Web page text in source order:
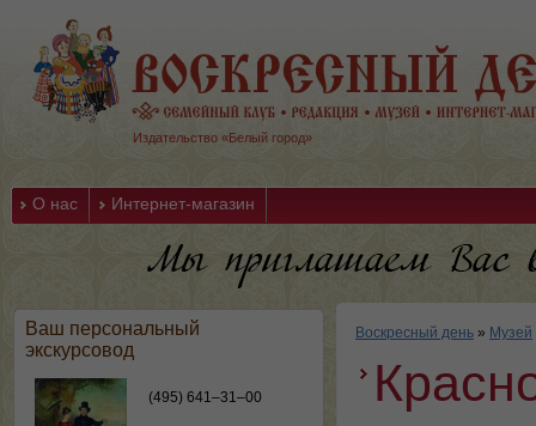
Издательство «Белый город»
О нас Интернет-магазин
Ваш персональный
экскурсовод
(495) 641–31–00
Воскресный день » Музей